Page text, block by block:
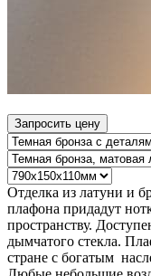
Запросить цену
Отделка из латуни и
плафона придадут
пространству.
дымчатого стекла.
стране с богатым